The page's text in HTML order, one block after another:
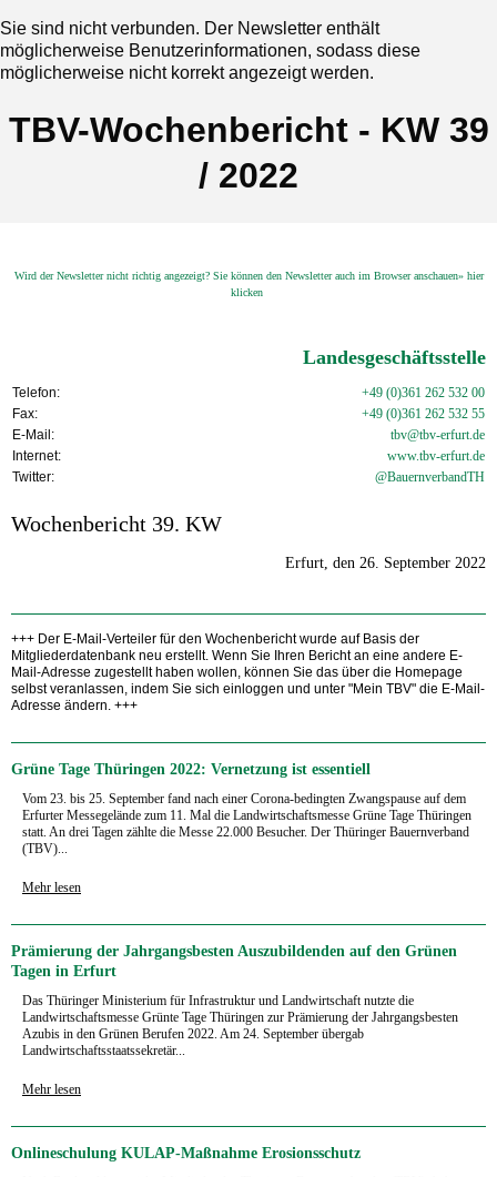
Sie sind nicht verbunden. Der Newsletter enthält
möglicherweise Benutzerinformationen, sodass diese
möglicherweise nicht korrekt angezeigt werden.
TBV-Wochenbericht - KW 39
/ 2022
Wird der Newsletter nicht richtig angezeigt? Sie können den Newsletter auch im Browser anschauen» hier
klicken
Landesgeschäftsstelle
Telefon:
+49 (0)361 262 532 00
Fax:
+49 (0)361 262 532 55
E-Mail:
tbv@tbv-erfurt.de
Internet:
www.tbv-erfurt.de
Twitter:
@BauernverbandTH
Wochenbericht 39. KW
Erfurt, den 26. September 2022
+++ Der E-Mail-Verteiler für den Wochenbericht wurde auf Basis der
Mitgliederdatenbank neu erstellt. Wenn Sie Ihren Bericht an eine andere E-
Mail-Adresse zugestellt haben wollen, können Sie das über die Homepage
selbst veranlassen, indem Sie sich einloggen und unter "Mein TBV" die E-Mail-
Adresse ändern. +++
Grüne Tage Thüringen 2022: Vernetzung ist essentiell
Vom 23. bis 25. September fand nach einer Corona-bedingten Zwangspause auf dem
Erfurter Messegelände zum 11. Mal die Landwirtschaftsmesse Grüne Tage Thüringen
statt. An drei Tagen zählte die Messe 22.000 Besucher. Der Thüringer Bauernverband
(TBV)...
Mehr lesen
Prämierung der Jahrgangsbesten Auszubildenden auf den Grünen
Tagen in Erfurt
Das Thüringer Ministerium für Infrastruktur und Landwirtschaft nutzte die
Landwirtschaftsmesse Grünte Tage Thüringen zur Prämierung der Jahrgangsbesten
Azubis in den Grünen Berufen 2022. Am 24. September übergab
Landwirtschaftsstaatssekretär...
Mehr lesen
Onlineschulung KULAP-Maßnahme Erosionsschutz